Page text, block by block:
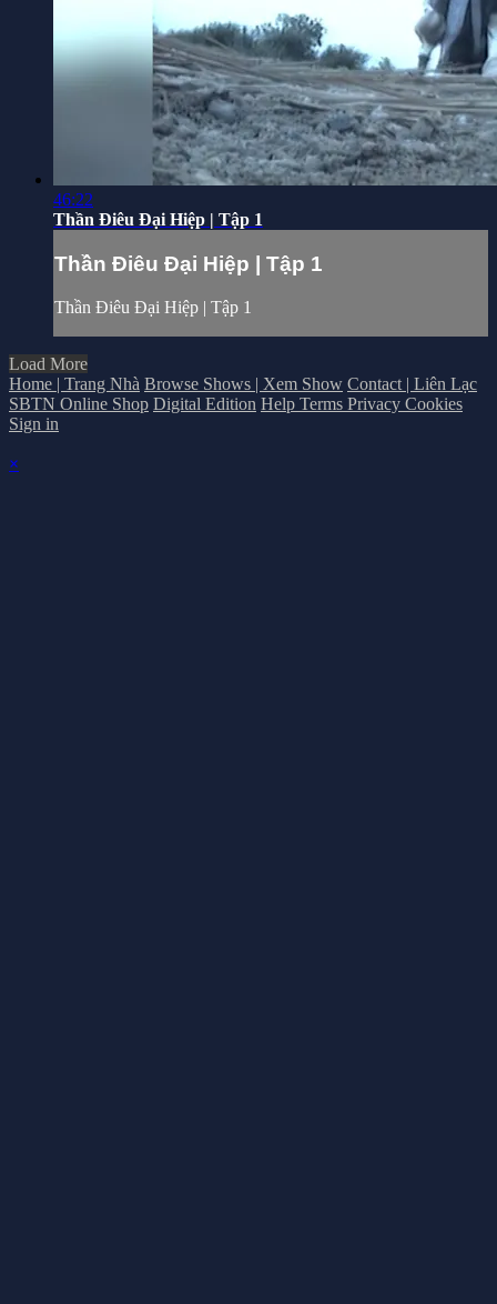
46:22
Thần Điêu Đại Hiệp | Tập 1
Thần Điêu Đại Hiệp | Tập 1
Thần Điêu Đại Hiệp | Tập 1
Load More
Home | Trang Nhà Browse Shows | Xem Show Contact | Liên Lạc
SBTN Online Shop Digital Edition Help Terms Privacy Cookies
Sign in
×